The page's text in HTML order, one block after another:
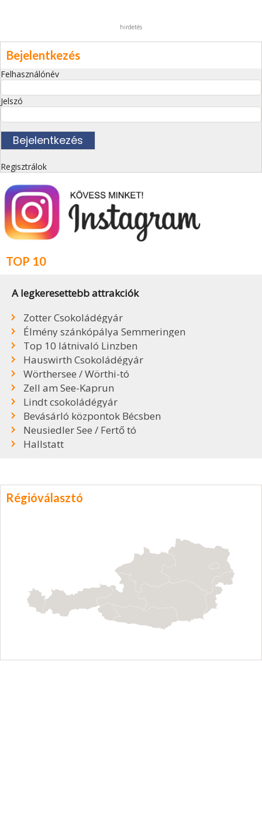
hirdetés
Bejelentkezés
Felhasználónév
Jelszó
Regisztrálok
TOP 10
A legkeresettebb attrakciók
Zotter Csokoládégyár
Élmény szánkópálya Semmeringen
Top 10 látnivaló Linzben
Hauswirth Csokoládégyár
Wörthersee / Wörthi-tó
Zell am See-Kaprun
Lindt csokoládégyár
Bevásárló központok Bécsben
Neusiedler See / Fertő tó
Hallstatt
Régióválasztó